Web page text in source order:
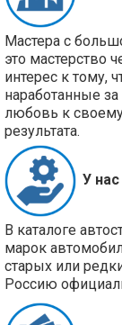
Мастера с
это мастерство
интерес к тому,
наработанные
любовь к
результата.
У
В каталоге
марок
старых или
Россию